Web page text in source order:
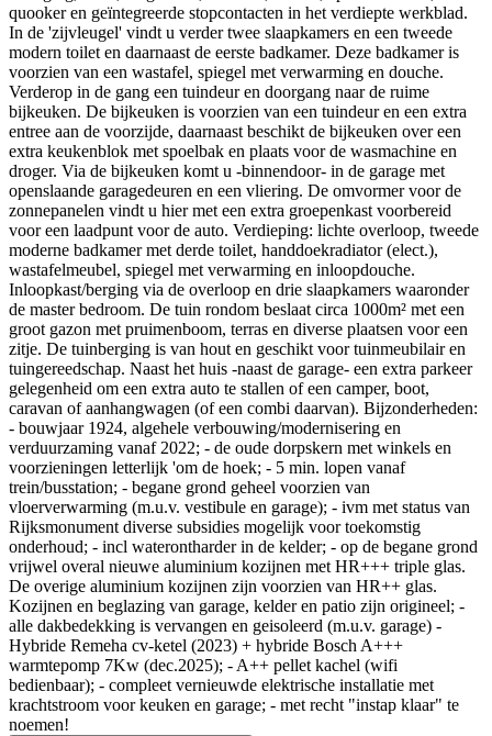
quooker en geïntegreerde stopcontacten in het verdiepte werkblad.
In de 'zijvleugel' vindt u verder twee slaapkamers en een tweede
modern toilet en daarnaast de eerste badkamer. Deze badkamer is
voorzien van een wastafel, spiegel met verwarming en douche.
Verderop in de gang een tuindeur en doorgang naar de ruime
bijkeuken. De bijkeuken is voorzien van een tuindeur en een extra
entree aan de voorzijde, daarnaast beschikt de bijkeuken over een
extra keukenblok met spoelbak en plaats voor de wasmachine en
droger. Via de bijkeuken komt u -binnendoor- in de garage met
openslaande garagedeuren en een vliering. De omvormer voor de
zonnepanelen vindt u hier met een extra groepenkast voorbereid
voor een laadpunt voor de auto. Verdieping: lichte overloop, tweede
moderne badkamer met derde toilet, handdoekradiator (elect.),
wastafelmeubel, spiegel met verwarming en inloopdouche.
Inloopkast/berging via de overloop en drie slaapkamers waaronder
de master bedroom. De tuin rondom beslaat circa 1000m² met een
groot gazon met pruimenboom, terras en diverse plaatsen voor een
zitje. De tuinberging is van hout en geschikt voor tuinmeubilair en
tuingereedschap. Naast het huis -naast de garage- een extra parkeer
gelegenheid om een extra auto te stallen of een camper, boot,
caravan of aanhangwagen (of een combi daarvan). Bijzonderheden:
- bouwjaar 1924, algehele verbouwing/modernisering en
verduurzaming vanaf 2022; - de oude dorpskern met winkels en
voorzieningen letterlijk 'om de hoek; - 5 min. lopen vanaf
trein/busstation; - begane grond geheel voorzien van
vloerverwarming (m.u.v. vestibule en garage); - ivm met status van
Rijksmonument diverse subsidies mogelijk voor toekomstig
onderhoud; - incl waterontharder in de kelder; - op de begane grond
vrijwel overal nieuwe aluminium kozijnen met HR+++ triple glas.
De overige aluminium kozijnen zijn voorzien van HR++ glas.
Kozijnen en beglazing van garage, kelder en patio zijn origineel; -
alle dakbedekking is vervangen en geisoleerd (m.u.v. garage) -
Hybride Remeha cv-ketel (2023) + hybride Bosch A+++
warmtepomp 7Kw (dec.2025); - A++ pellet kachel (wifi
bedienbaar); - compleet vernieuwde elektrische installatie met
krachtstroom voor keuken en garage; - met recht "instap klaar" te
noemen!